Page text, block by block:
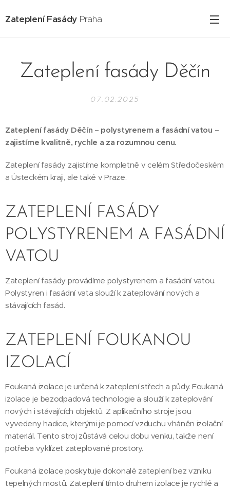
Zateplení Fasády Praha
Zateplení fasády Děčín
07.02.2025
Zateplení fasády Děčín – polystyrenem a fasádní vatou –
zajistíme kvalitně, rychle a za rozumnou cenu.
Zateplení fasády zajistíme kompletně v celém Středočeském
a Ústeckém kraji, ale také v Praze.
ZATEPLENÍ FASÁDY
POLYSTYRENEM A FASÁDNÍ
VATOU
Zateplení fasády provádíme polystyrenem a fasádní vatou.
Polystyren i fasádní vata slouží k zateplování nových a
stávajících fasád.
ZATEPLENÍ FOUKANOU
IZOLACÍ
Foukaná izolace je určená k zateplení střech a půdy. Foukaná
izolace je bezodpadová technologie a slouží k zateplování
nových i stávajících objektů. Z aplikačního stroje jsou
vyvedeny hadice, kterými je pomocí vzduchu vháněn izolační
materiál. Tento stroj zůstává celou dobu venku, takže není
potřeba vyklízet zateplované prostory.
Foukaná izolace poskytuje dokonalé zateplení bez vzniku
tepelných mostů. Zateplení tímto druhem izolace je rychlé a